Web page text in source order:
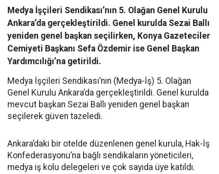
Medya İşçileri Sendikası’nın 5. Olağan Genel Kurulu
Ankara’da gerçekleştirildi. Genel kurulda Sezai Ballı
yeniden genel başkan seçilirken, Konya Gazeteciler
Cemiyeti Başkanı Sefa Özdemir ise Genel Başkan
Yardımcılığı’na getirildi.
Medya İşçileri Sendikası’nın (Medya-İş) 5. Olağan
Genel Kurulu Ankara’da gerçekleştirildi. Genel kurulda
mevcut başkan Sezai Ballı yeniden genel başkan
seçilerek güven tazeledi.
Ankara’daki bir otelde düzenlenen genel kurula, Hak-İş
Konfederasyonu’na bağlı sendikaların yöneticileri,
medya iş kolu delegeleri ve çok sayıda üye katıldı.